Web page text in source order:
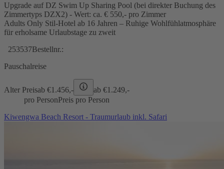
Upgrade auf DZ Swim Up Sharing Pool (bei direkter Buchung des
Zimmertyps DZX2) - Wert: ca. € 550,- pro Zimmer
Adults Only Stil-Hotel ab 16 Jahren – Ruhige Wohlfühlatmosphäre
für erholsame Urlaubstage zu zweit
253537Bestellnr.:
Pauschalreise
Alter Preisab €1.456,- ab €1.249,-
pro PersonPreis pro Person
Kiwengwa Beach Resort - Traumurlaub inkl. Safari